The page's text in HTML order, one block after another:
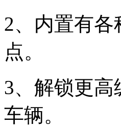
2、内置有
点。
3、解锁更
车辆。